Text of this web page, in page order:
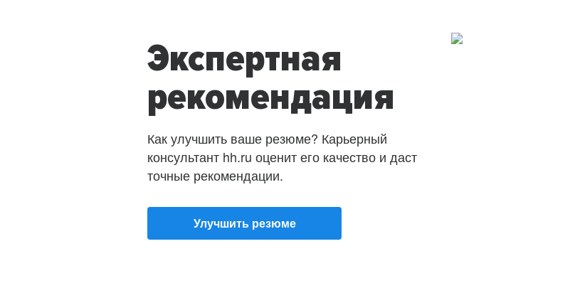
Экспертная
рекомендация
Как улучшить ваше резюме? Карьерный
консультант hh.ru оценит его качество и даст
точные рекомендации.
Улучшить резюме